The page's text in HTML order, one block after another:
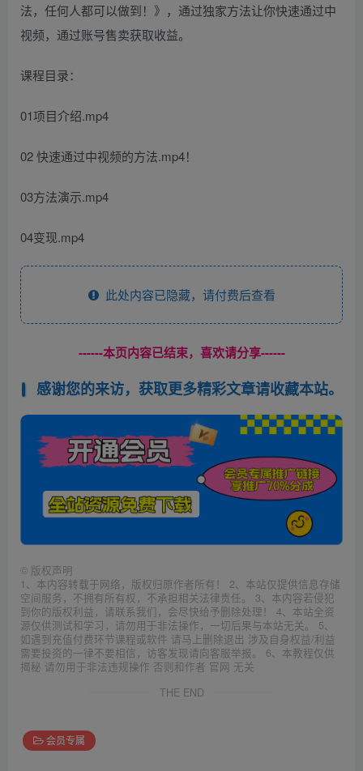
法，任何人都可以做到！》，通过独家方法让你快速通过中
视频，通过账号售卖获取收益。
课程目录：
01项目介绍.mp4
02 快速通过中视频的方法.mp4！
03方法演示.mp4
04变现.mp4
此处内容已隐藏，请付费后查看
------本页内容已结束，喜欢请分享------
感谢您的来访，获取更多精彩文章请收藏本站。
© 版权声明
1、本内容转载于网络，版权归原作者所有！ 2、本站仅提供信息存储
空间服务，不拥有所有权，不承担相关法律责任。 3、本内容若侵犯
到你的版权利益，请联系我们，会尽快给予删除处理！ 4、本站全资
源仅供测试和学习，请勿用于非法操作，一切后果与本站无关。 5、
如遇到充值付费环节课程或软件 请马上删除退出 涉及自身权益/利益
需要投资的一律不要相信，访客发现请向客服举报。 6、本教程仅供
揭秘 请勿用于非法违规操作 否则和作者 官网 无关
THE END
会员专属